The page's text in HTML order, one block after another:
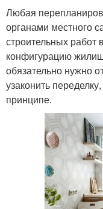
Любая
органами местного
строительных
конфигурацию
обязательно нужно
узаконить
принципе.